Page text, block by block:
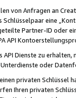
von Anfragen an
eine
Partner-ID oder
API
Dienste zu
oder
privaten
Ihren privaten